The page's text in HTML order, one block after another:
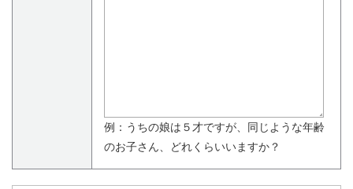
例：うちの娘は５才ですが、同じような年齢
のお子さん、どれくらいいますか？